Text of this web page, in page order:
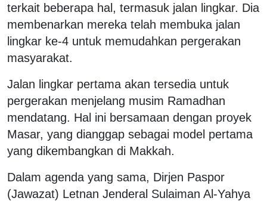
terkait beberapa hal, termasuk jalan lingkar. Dia
membenarkan mereka telah membuka jalan
lingkar ke-4 untuk memudahkan pergerakan
masyarakat.
Jalan lingkar pertama akan tersedia untuk
pergerakan menjelang musim Ramadhan
mendatang. Hal ini bersamaan dengan proyek
Masar, yang dianggap sebagai model pertama
yang dikembangkan di Makkah.
Dalam agenda yang sama, Dirjen Paspor
(Jawazat) Letnan Jenderal Sulaiman Al-Yahya